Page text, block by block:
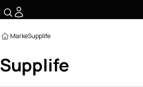
MarkeSupplife
Supplife